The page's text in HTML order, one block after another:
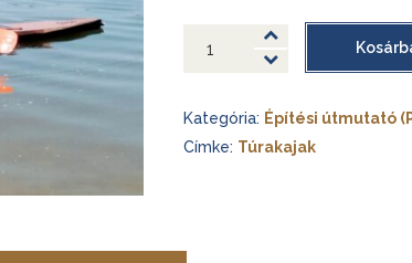
Egy Melonseed Skiff építése
Smaragdbogár
Barnabás
PDF
mennyiség
Kategória: Építési útmutató
Címke: Túrakajak